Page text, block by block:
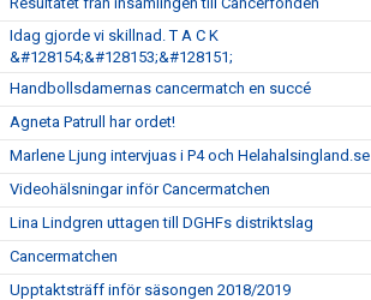
Idag gjorde vi skillnad. T A C K
&#128154;&#128153;&#128151;
Handbollsdamernas cancermatch en succé
Agneta Patrull har ordet!
Marlene Ljung intervjuas i P4 och Helahalsingland.se
Videohälsningar inför Cancermatchen
Lina Lindgren uttagen till DGHFs distriktslag
Cancermatchen
Upptaktsträff inför säsongen 2018/2019